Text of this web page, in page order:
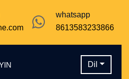
whatsapp
8613583233866
Dil